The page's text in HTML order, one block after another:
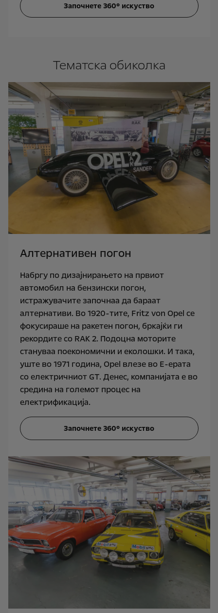
Започнете 360° искуство
Тематска обиколка
Aлтернативен погон
Набргу по дизајнирањето на првиот
автомобил на бензински погон,
истражувачите започнаа да бараат
алтернативи. Во 1920-тите, Fritz von Opel се
фокусираше на ракетен погон, бркајќи ги
рекордите со RАК 2. Подоцна моторите
стануваа поекономични и еколошки. И така,
уште во 1971 година, Opel влезе во Е-ерата
со електричниот GT. Денес, компанијата е во
средина на големот процес на
електрификација.
Започнете 360° искуство